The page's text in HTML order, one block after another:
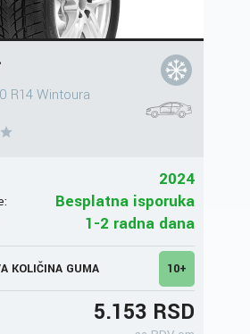
R14 Wintoura
2024
Besplatna isporuka
1-2 radna dana
KOLIČINA GUMA 10+
5.153 RSD